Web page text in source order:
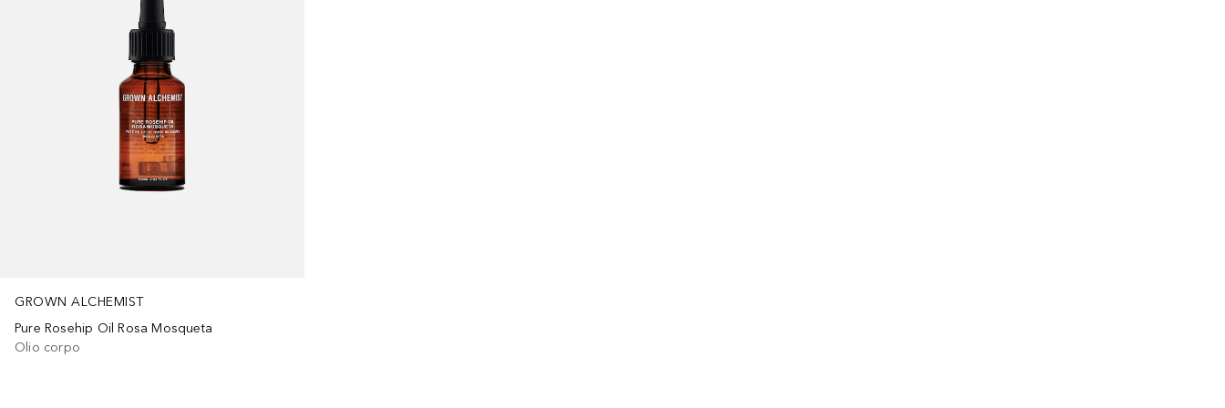
GROWN ALCHEMIST
Pure Rosehip Oil Rosa Mosqueta
Olio corpo